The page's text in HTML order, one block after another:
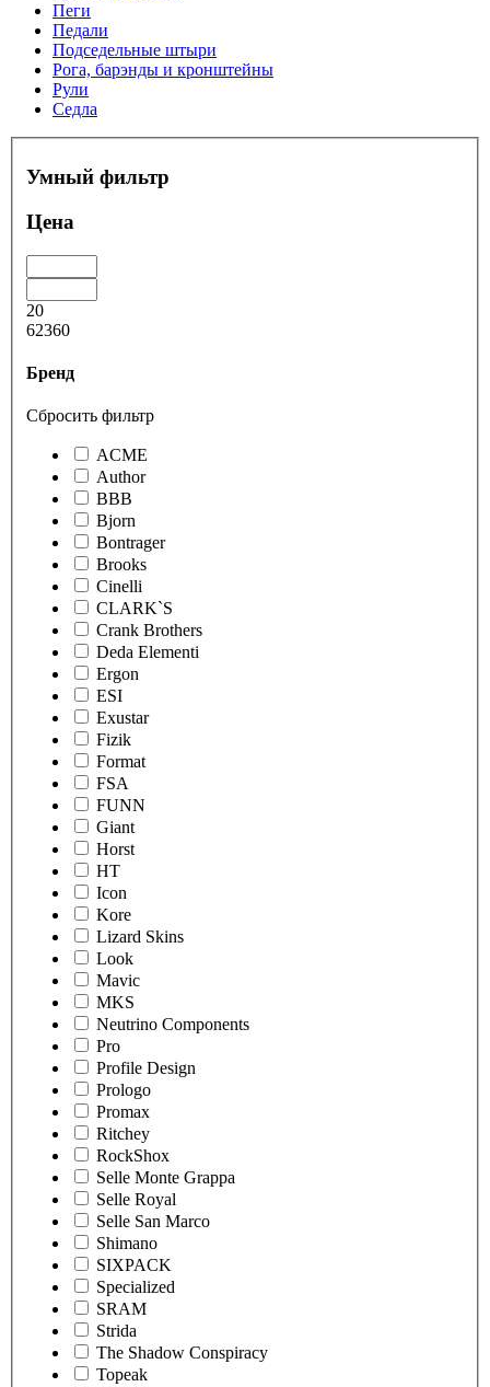
Пеги
Педали
Подседельные штыри
Рога, барэнды и кронштейны
Рули
Седла
Умный фильтр
Цена
20
62360
Бренд
Сбросить фильтр
ACME
Author
BBB
Bjorn
Bontrager
Brooks
Cinelli
CLARK`S
Crank Brothers
Deda Elementi
Ergon
ESI
Exustar
Fizik
Format
FSA
FUNN
Giant
Horst
HT
Icon
Kore
Lizard Skins
Look
Mavic
MKS
Neutrino Components
Pro
Profile Design
Prologo
Promax
Ritchey
RockShox
Selle Monte Grappa
Selle Royal
Selle San Marco
Shimano
SIXPACK
Specialized
SRAM
Strida
The Shadow Conspiracy
Topeak